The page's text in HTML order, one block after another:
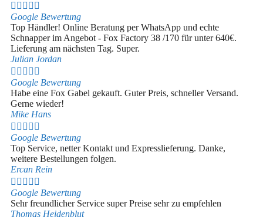
    
Google Bewertung
Top Händler! Online Beratung per WhatsApp und echte
Schnapper im Angebot - Fox Factory 38 /170 für unter 640€.
Lieferung am nächsten Tag. Super.
Julian Jordan
    
Google Bewertung
Habe eine Fox Gabel gekauft. Guter Preis, schneller Versand.
Gerne wieder!
Mike Hans
    
Google Bewertung
Top Service, netter Kontakt und Expresslieferung. Danke,
weitere Bestellungen folgen.
Ercan Rein
    
Google Bewertung
Sehr freundlicher Service super Preise sehr zu empfehlen
Thomas Heidenblut